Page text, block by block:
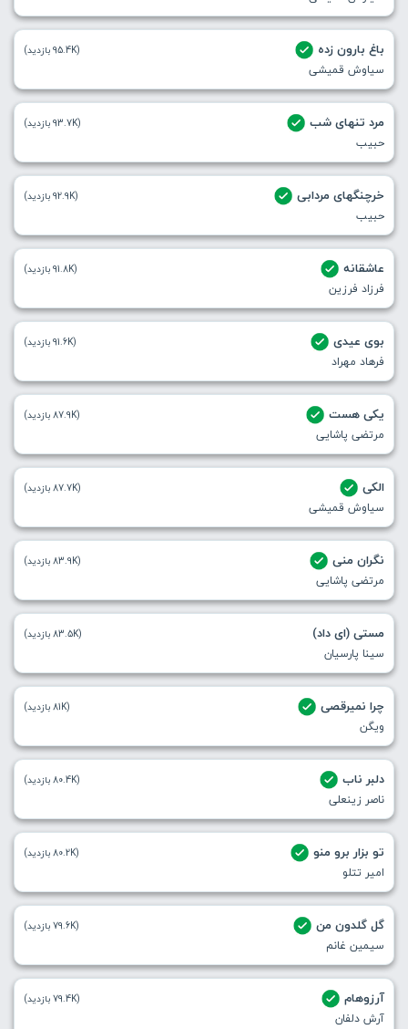
باغ بارون زده
سیاوش قمیشی
(95.4K بازدید)
مرد تنهای شب
حبیب
(93.7K بازدید)
خرچنگهای مردابی
حبیب
(92.9K بازدید)
عاشقانه
فرزاد فرزین
(91.8K بازدید)
بوی عیدی
فرهاد مهراد
(91.6K بازدید)
یکی هست
مرتضی پاشایی
(87.9K بازدید)
الکی
سیاوش قمیشی
(87.7K بازدید)
نگران منی
مرتضی پاشایی
(83.9K بازدید)
مستی (ای داد)
سینا پارسیان
(83.5K بازدید)
چرا نمیرقصی
ویگن
(81K بازدید)
دلبر ناب
ناصر زینعلی
(80.4K بازدید)
تو بزار برو منو
امیر تتلو
(80.2K بازدید)
گل گلدون من
سیمین غانم
(79.6K بازدید)
آرزوهام
آرش دلفان
(79.4K بازدید)